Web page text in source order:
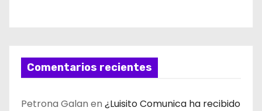
Comentarios recientes
Petrona Galan en ¿Luisito Comunica ha recibido